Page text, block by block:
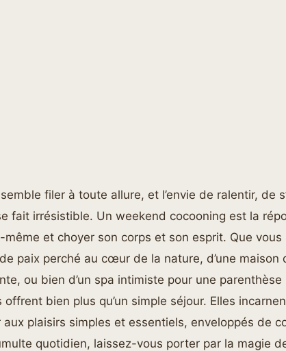
filer à toute allure, et l’envie de ralentir, de
fait irrésistible. Un weekend cocooning est la
même et choyer son corps et son esprit. Que vous
paix perché au cœur de la nature, d’une maison
ou bien d’un spa intimiste pour une
bien plus qu’un simple séjour. Elles
plaisirs simples et essentiels, enveloppés de
quotidien, laissez-vous porter par la magie